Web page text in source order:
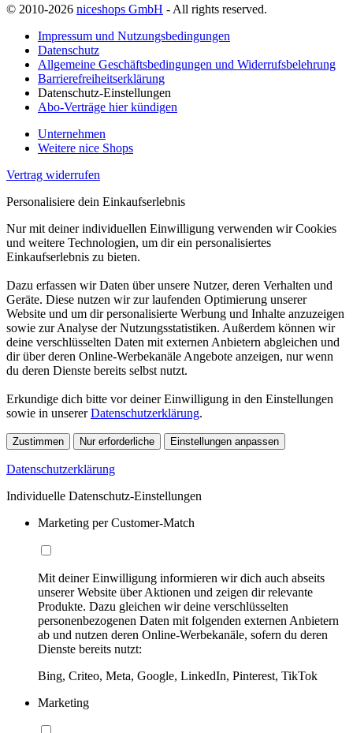
© 2010-2026 niceshops GmbH - All rights reserved.
Impressum und Nutzungsbedingungen
Datenschutz
Allgemeine Geschäftsbedingungen und Widerrufsbelehrung
Barrierefreiheitserklärung
Datenschutz-Einstellungen
Abo-Verträge hier kündigen
Unternehmen
Weitere nice Shops
Vertrag widerrufen
Personalisiere dein Einkaufserlebnis
Nur mit deiner individuellen Einwilligung verwenden wir Cookies
und weitere Technologien, um dir ein personalisiertes
Einkaufserlebnis zu bieten.
Dazu erfassen wir Daten über unsere Nutzer, deren Verhalten und
Geräte. Diese nutzen wir zur laufenden Optimierung unserer
Website und um dir personalisierte Werbung und Inhalte anzuzeigen
sowie zur Analyse der Nutzungsstatistiken. Außerdem können wir
deine verschlüsselten Daten mit externen Anbietern abgleichen und
dir über deren Online-Werbekanäle Angebote anzeigen, nur wenn
du deren Dienste bereits selbst nutzt.
Erkundige dich bitte vor deiner Einwilligung in den Einstellungen
sowie in unsererDatenschutzerklärung.
Zustimmen Nur erforderliche Einstellungen anpassen
Datenschutzerklärung
Individuelle Datenschutz-Einstellungen
Marketing per Customer-Match
Mit deiner Einwilligung informieren wir dich auch abseits
unserer Website über Aktionen und zeigen dir relevante
Produkte. Dazu gleichen wir deine verschlüsselten
personenbezogenen Daten mit folgenden externen Anbietern
ab und nutzen deren Online-Werbekanäle, sofern du deren
Dienste bereits nutzt:
Bing, Criteo, Meta, Google, LinkedIn, Pinterest, TikTok
Marketing